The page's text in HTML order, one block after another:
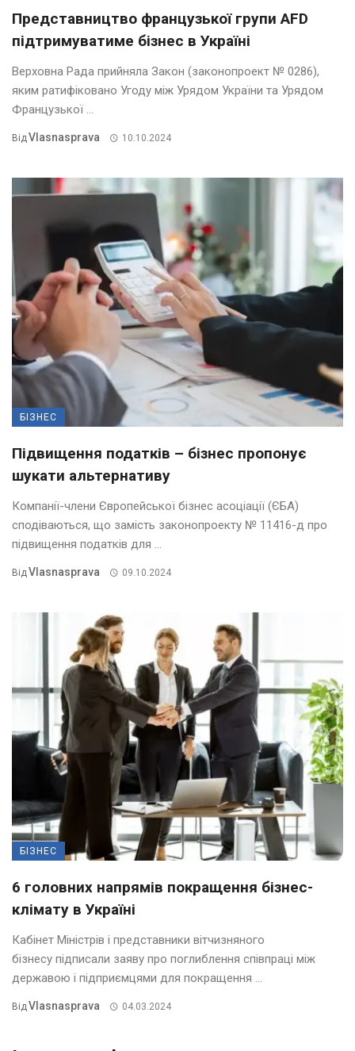
Представництво французької групи AFD
підтримуватиме бізнес в Україні
Верховна Рада прийняла Закон (законопроект № 0286),
яким ратифіковано Угоду між Урядом України та Урядом
Французької ...
ВідVlasnasprava 10.10.2024
БІЗНЕС
Підвищення податків – бізнес пропонує
шукати альтернативу
Компанії-члени Європейської бізнес асоціації (ЄБА)
сподіваються, що замість законопроекту № 11416-д про
підвищення податків для ...
ВідVlasnasprava 09.10.2024
БІЗНЕС
6 головних напрямів покращення бізнес-
клімату в Україні
Кабінет Міністрів і представники вітчизняного
бізнесу підписали заяву про поглиблення співпраці між
державою і підприємцями для покращення ...
ВідVlasnasprava 04.03.2024